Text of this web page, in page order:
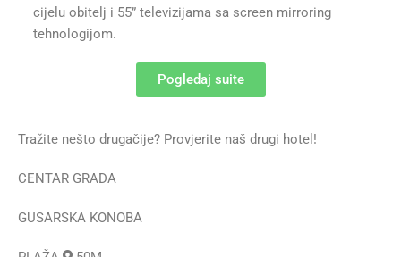
cijelu obitelj i 55” televizijama sa screen mirroring
tehnologijom.
Pogledaj suite
Tražite nešto drugačije? Provjerite naš drugi hotel!
CENTAR GRADA
GUSARSKA KONOBA